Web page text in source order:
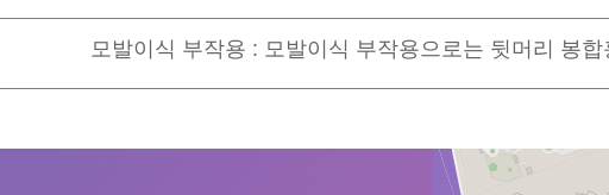
모발이식 부작용 : 모발이식 부작용으로는 뒷머리 봉